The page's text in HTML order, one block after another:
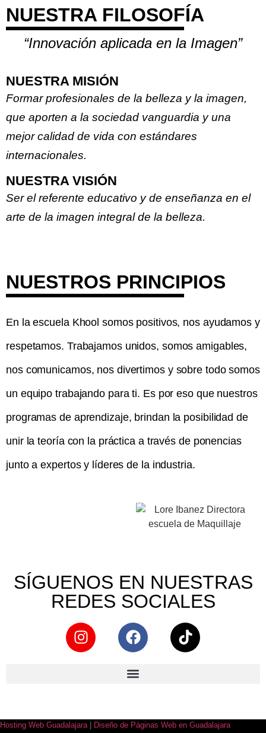
NUESTRA FILOSOFÍA
“Innovación aplicada en la Imagen”
NUESTRA MISIÓN
Formar profesionales de la belleza y la imagen,
que aporten a la sociedad vanguardia y una
mejor calidad de vida con estándares
internacionales.
NUESTRA VISIÓN
Ser el referente educativo y de enseñanza en el
arte de la imagen integral de la belleza.
NUESTROS PRINCIPIOS
En la escuela Khool somos positivos, nos ayudamos y
respetamos. Trabajamos unidos, somos amigables,
nos comunicamos, nos divertimos y sobre todo somos
un equipo trabajando para ti. Es por eso que nuestros
programas de aprendizaje, brindan la posibilidad de
unir la teoría con la práctica a través de ponencias
junto a expertos y líderes de la industria.
SÍGUENOS EN NUESTRAS
REDES SOCIALES
Hosting Web Guadalajara Diseño de Páginas Web en Guadalajara